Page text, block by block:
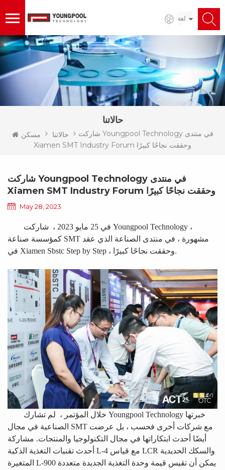
لغة
حالاتنا
مسكن حالاتنا
شاركت Youngpool Technology في منتدى
Xiamen SMT Industry Forum وحققت نجاحًا كبيرًا
شاركت Youngpool Technology في منتدى
Xiamen SMT Industry Forum وحققت نجاحًا كبيرًا
May 28, 2023
في 25 مايو 2023 ،
شاركت Youngpool Technology ،
كمؤسسة صناعة SMT مشهورة ، في منتدى الصناعة الذي عقد
في Xiamen Sbstc Step by Step ، وحققت نجاحًا كبيرًا.
خلال المؤتمر ، لم تشارك Youngpool Technology خبرتها
الصناعية في مجال SMT مع شركات أخرى فحسب ، بل عرضت
أيضًا أحدث ابتكاراتها في مجال التكنولوجيا والمنتجات. مشاركة
أحدث تقنيات التغذية الذكية L-4 مع قياس LCR والسكك الحديدية
المتغيرة L-900 يمكن أن تقيس قيمة وحدة التغذية الجديدة متعددة